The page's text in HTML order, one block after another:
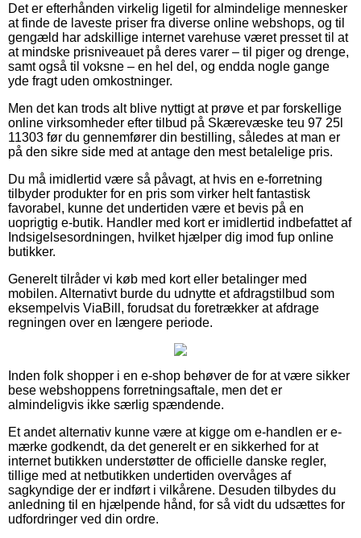
Det er efterhånden virkelig ligetil for almindelige mennesker
at finde de laveste priser fra diverse online webshops, og til
gengæld har adskillige internet varehuse været presset til at
at mindske prisniveauet på deres varer – til piger og drenge,
samt også til voksne – en hel del, og endda nogle gange
yde fragt uden omkostninger.
Men det kan trods alt blive nyttigt at prøve et par forskellige
online virksomheder efter tilbud på Skærevæske teu 97 25l
11303 før du gennemfører din bestilling, således at man er
på den sikre side med at antage den mest betalelige pris.
Du må imidlertid være så påvagt, at hvis en e-forretning
tilbyder produkter for en pris som virker helt fantastisk
favorabel, kunne det undertiden være et bevis på en
uoprigtig e-butik. Handler med kort er imidlertid indbefattet af
Indsigelsesordningen, hvilket hjælper dig imod fup online
butikker.
Generelt tilråder vi køb med kort eller betalinger med
mobilen. Alternativt burde du udnytte et afdragstilbud som
eksempelvis ViaBill, forudsat du foretrækker at afdrage
regningen over en længere periode.
Inden folk shopper i en e-shop behøver de for at være sikker
bese webshoppens forretningsaftale, men det er
almindeligvis ikke særlig spændende.
Et andet alternativ kunne være at kigge om e-handlen er e-
mærke godkendt, da det generelt er en sikkerhed for at
internet butikken understøtter de officielle danske regler,
tillige med at netbutikken undertiden overvåges af
sagkyndige der er indført i vilkårene. Desuden tilbydes du
anledning til en hjælpende hånd, for så vidt du udsættes for
udfordringer ved din ordre.